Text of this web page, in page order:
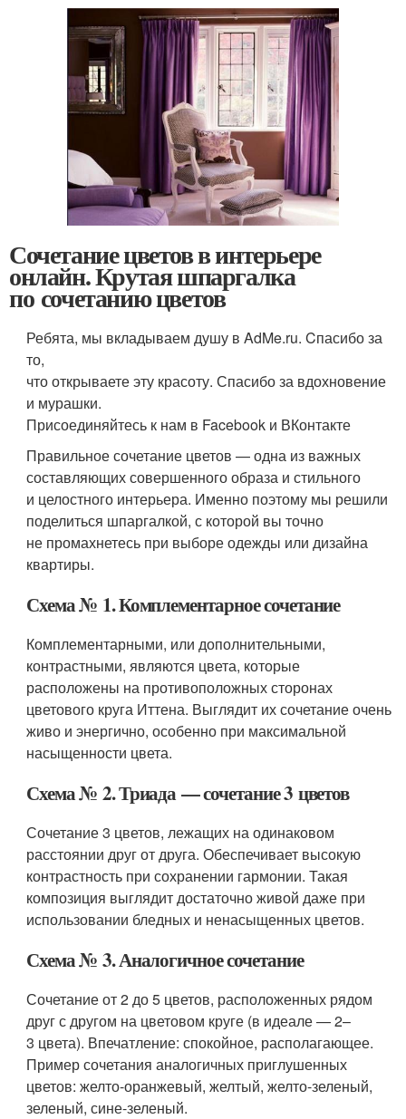
Сочетание цветов в интерьере
онлайн. Крутая шпаргалка
по сочетанию цветов
Ребята, мы вкладываем душу в AdMe.ru. Cпасибо за
то,
что открываете эту красоту. Спасибо за вдохновение
и мурашки.
Присоединяйтесь к нам в Facebook и ВКонтакте
Правильное сочетание цветов — одна из важных
составляющих совершенного образа и стильного
и целостного интерьера. Именно поэтому мы решили
поделиться шпаргалкой, с которой вы точно
не промахнетесь при выборе одежды или дизайна
квартиры.
Схема № 1. Комплементарное сочетание
Комплементарными, или дополнительными,
контрастными, являются цвета, которые
расположены на противоположных сторонах
цветового круга Иттена. Выглядит их сочетание очень
живо и энергично, особенно при максимальной
насыщенности цвета.
Схема № 2. Триада — сочетание 3 цветов
Сочетание 3 цветов, лежащих на одинаковом
расстоянии друг от друга. Обеспечивает высокую
контрастность при сохранении гармонии. Такая
композиция выглядит достаточно живой даже при
использовании бледных и ненасыщенных цветов.
Схема № 3. Аналогичное сочетание
Сочетание от 2 до 5 цветов, расположенных рядом
друг с другом на цветовом круге (в идеале — 2–
3 цвета). Впечатление: спокойное, располагающее.
Пример сочетания аналогичных приглушенных
цветов: желто-оранжевый, желтый, желто-зеленый,
зеленый, сине-зеленый.